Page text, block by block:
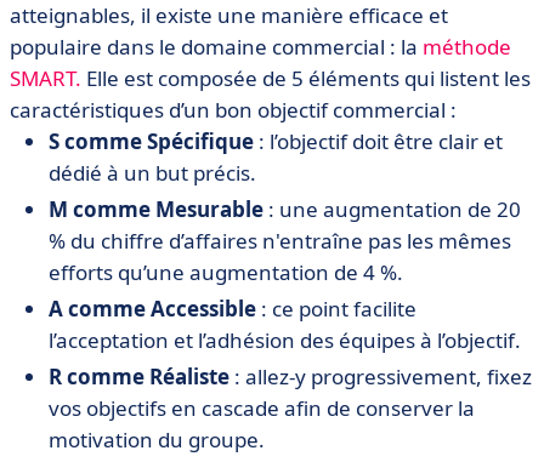
atteignables, il existe une manière efficace et
populaire dans le domaine commercial : la méthode
SMART. Elle est composée de 5 éléments qui listent les
caractéristiques d’un bon objectif commercial :
Scomme Spécifique : l’objectif doit être clair et
dédié à un but précis.
M comme Mesurable : une augmentation de 20
% du chiffre d’affaires n'entraîne pas les mêmes
efforts qu’une augmentation de 4 %.
A comme Accessible : ce point facilite
l’acceptation et l’adhésion des équipes à l’objectif.
R comme Réaliste : allez-y progressivement, fixez
vos objectifs en cascade afin de conserver la
motivation du groupe.